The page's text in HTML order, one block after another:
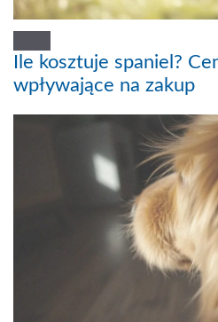
Ile kosztuje spaniel?
wpływające na zakup